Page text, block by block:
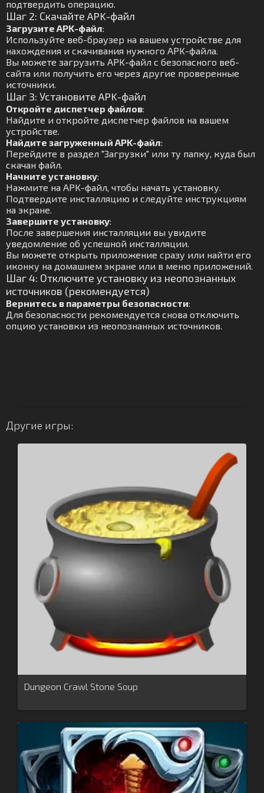
подтвердить операцию.
Шаг 2: Скачайте APK-файл
Загрузите APK-файл:
Используйте веб-браузер на вашем устройстве для
нахождения и скачивания нужного APK-файла.
Вы можете загрузить APK-файл с безопасного веб-
сайта или получить его через другие проверенные
источники.
Шаг 3: Установите APK-файл
Откройте диспетчер файлов:
Найдите и откройте диспетчер файлов на вашем
устройстве.
Найдите загруженный APK-файл:
Перейдите в раздел "Загрузки" или ту папку, куда был
скачан файл.
Начните установку:
Нажмите на APK-файл, чтобы начать установку.
Подтвердите инсталляцию и следуйте инструкциям
на экране.
Завершите установку:
После завершения инсталляции вы увидите
уведомление об успешной инсталляции.
Вы можете открыть приложение сразу или найти его
иконку на домашнем экране или в меню приложений.
Шаг 4: Отключите установку из неопознанных
источников (рекомендуется)
Вернитесь в параметры безопасности:
Для безопасности рекомендуется снова отключить
опцию установки из неопознанных источников.
Другие игры:
Dungeon Crawl Stone Soup